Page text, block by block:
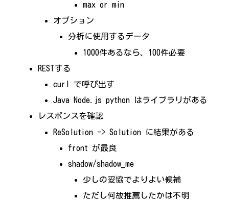
max or min
オプション
分析に使用するデータ
1000件あるなら、100件必要
RESTする
curl で呼び出す
Java Node.js python はライブラリがある
レスポンスを確認
ReSolution -> Solution に結果がある
front が最良
shadow/shadow_me
少しの妥協でよりよい候補
ただし何故推薦したかは不明